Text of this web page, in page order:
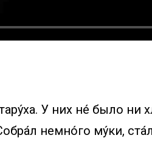
У них не́ было ни
немно́го му́ки,